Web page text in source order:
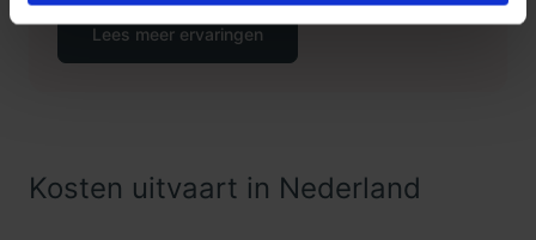
Lees meer ervaringen
Kosten uitvaart in Nederland